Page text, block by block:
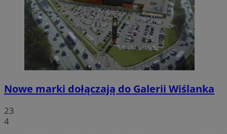
Nowe marki dołączają do Galerii Wiślanka
23
4